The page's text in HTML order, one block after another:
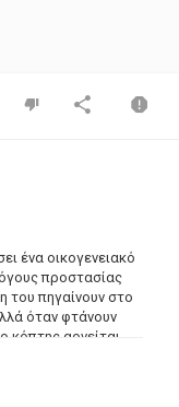
ένα οικογενειακό
προστασίας
του πηγαίνουν στο
όταν φτάνουν
κόπτης αρνείται